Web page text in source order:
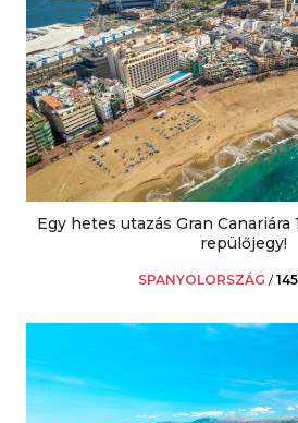
Egy hetes utazás Gran Canariára
repülőjegy!
SPANYOLORSZÁG /